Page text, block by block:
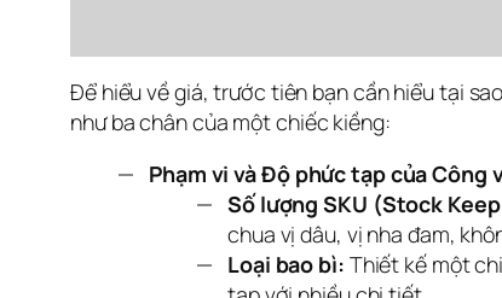
Để hiểu về giá, trước tiên bạn cần hiểu tại
như ba chân của một chiếc kiềng:
Phạm vi và Độ phức tạp của Công
Số lượng SKU (Stock
chua vị dâu, vị nha đam,
Loại bao bì: Thiết kế một